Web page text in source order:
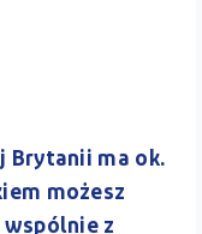
Brytanii ma ok.
możesz
z